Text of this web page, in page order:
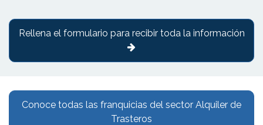
Conoce todas las franquicias del sector Alquiler de
Trasteros